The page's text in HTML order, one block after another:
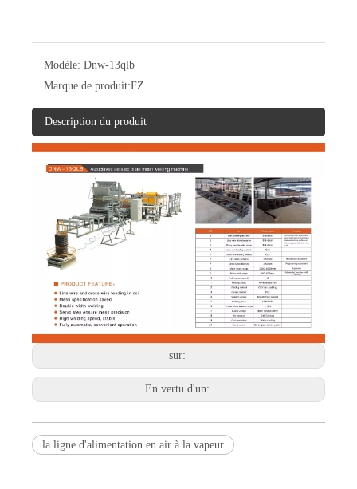
Modèle: Dnw-13qlb
Marque de produit:FZ
Description du produit
sur:
En vertu d'un:
la ligne d'alimentation en air à la vapeur